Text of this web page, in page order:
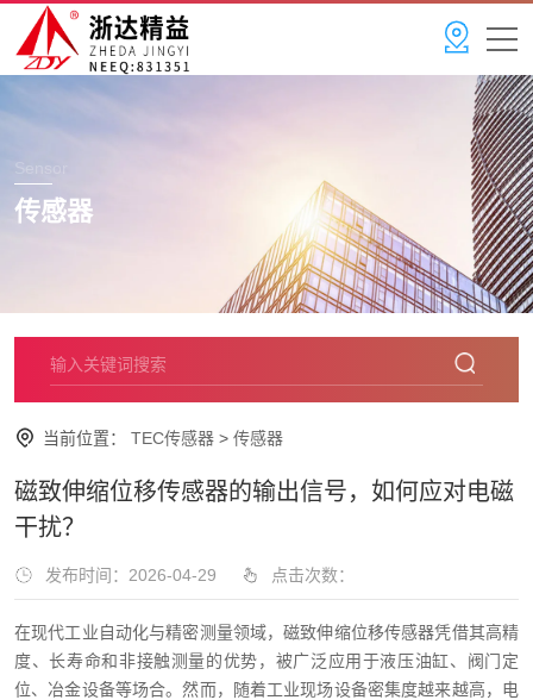
Sensor
传感器
当前位置： TEC传感器 > 传感器
磁致伸缩位移传感器的输出信号，如何应对电磁
干扰？
发布时间：2026-04-29 点击次数：
在现代工业自动化与精密测量领域，磁致伸缩位移传感器凭借其高精
度、长寿命和非接触测量的优势，被广泛应用于液压油缸、阀门定
位、冶金设备等场合。然而，随着工业现场设备密集度越来越高，电